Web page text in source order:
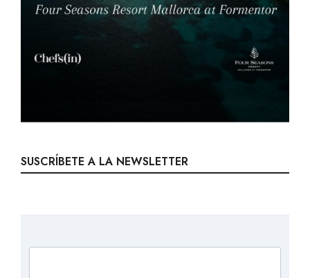
SUSCRÍBETE A LA NEWSLETTER